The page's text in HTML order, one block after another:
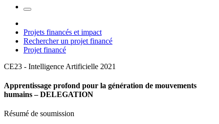
Projets financés et impact
Rechercher un projet financé
Projet financé
CE23 - Intelligence Artificielle 2021
Apprentissage profond pour la génération de mouvements
humains – DELEGATION
Résumé de soumission